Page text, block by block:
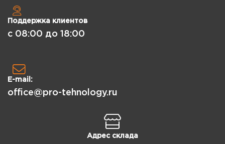
Поддержка клиентов
с 08:00 до 18:00
E-mail:
office@pro-tehnology.ru
Адрес склада